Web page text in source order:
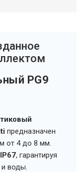
PG9
предназначен
от 4 до 8 мм.
IP67, гарантируя
воды.